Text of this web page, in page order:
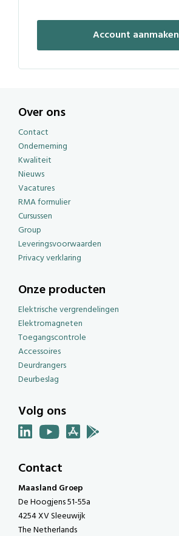
Account aanmaken
Over ons
Contact
Onderneming
Kwaliteit
Nieuws
Vacatures
RMA formulier
Cursussen
Group
Leveringsvoorwaarden
Privacy verklaring
Onze producten
Elektrische vergrendelingen
Elektromagneten
Toegangscontrole
Accessoires
Deurdrangers
Deurbeslag
Volg ons
Contact
Maasland Groep
De Hoogjens 51-55a
4254 XV Sleeuwijk
The Netherlands